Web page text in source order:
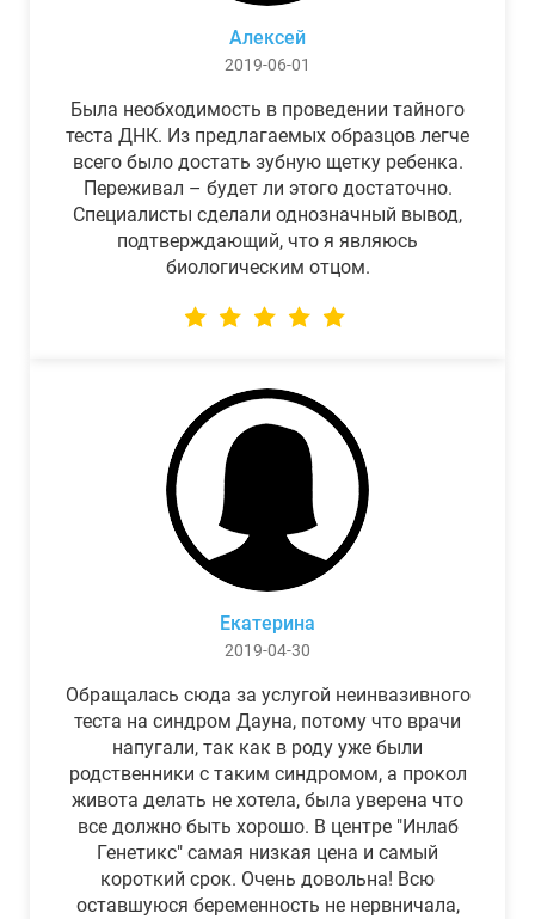
Алексей
2019-06-01
Была необходимость в проведении тайного
теста ДНК. Из предлагаемых образцов легче
всего было достать зубную щетку ребенка.
Переживал – будет ли этого достаточно.
Специалисты сделали однозначный вывод,
подтверждающий, что я являюсь
биологическим отцом.
Екатерина
2019-04-30
Обращалась сюда за услугой неинвазивного
теста на синдром Дауна, потому что врачи
напугали, так как в роду уже были
родственники с таким синдромом, а прокол
живота делать не хотела, была уверена что
все должно быть хорошо. В центре "Инлаб
Генетикс" самая низкая цена и самый
короткий срок. Очень довольна! Всю
оставшуюся беременность не нервничала,